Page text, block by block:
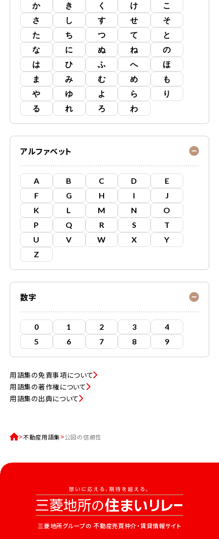
か
き く け
こ
さ
し す せ
そ
た
ち つ て
と
な
に ぬ ね
の
は
ひ ふ へ
ほ
ま
み む め
も
や
ゆ よ ら
り
る
れ ろ わ
アルファベット
A B C D
E
F
G H I
J
K
L M N
O
P
Q R S
T
U
V W X
Y
Z
数字
0 1 2 3
4
5
6 7 8 9
用語集の免責事項について
用語集の著作権について
用語集の出典について
不動産用語集 公図の信頼性
三菱地所グループの 不動産売買仲介・賃貸情報サイト